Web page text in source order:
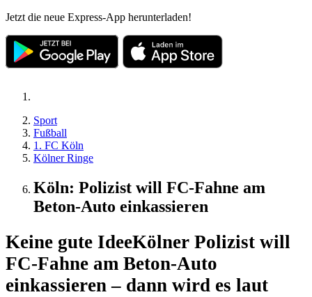
Jetzt die neue Express-App herunterladen!
Sport
Fußball
1. FC Köln
Kölner Ringe
Köln: Polizist will FC-Fahne am
Beton-Auto einkassieren
Keine gute IdeeKölner Polizist will
FC-Fahne am Beton-Auto
einkassieren – dann wird es laut